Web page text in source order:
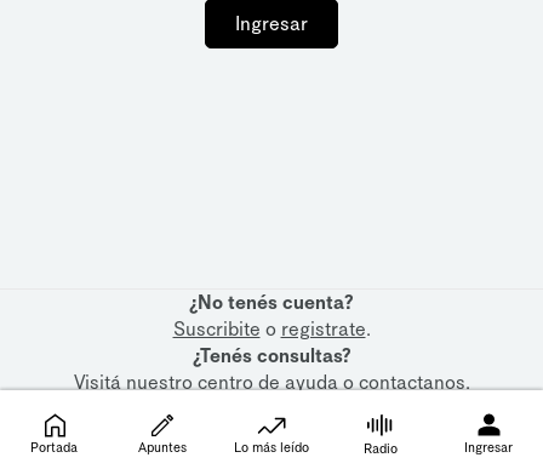
Ingresar
¿No tenés cuenta?
Suscribite o registrate.
¿Tenés consultas?
Visitá nuestrocentro de ayudaocontactanos.
Portada Apuntes Lo más leído Radio Ingresar